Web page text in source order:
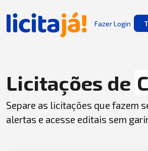
Fazer Login
Licitações de
Separe as licitações que fazem
alertas e acesse editais sem